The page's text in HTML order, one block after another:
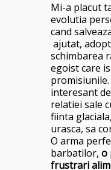
Mi-a placut
evolutia
cand
ajutat,
schimbarea
egoist care
promisiunile.
interesant
relatiei sale
fiinta
urasca, sa
O arma
barbatilor, o
frustrari